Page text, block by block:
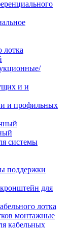
лотка
и и
и профильных
системы
поддержки
для
лотка
монтажные
кабельных